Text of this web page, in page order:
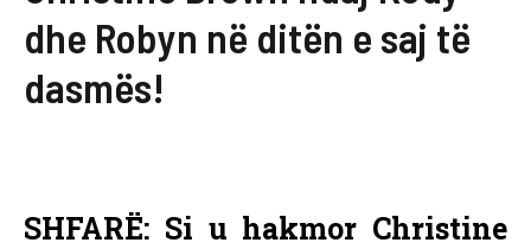
dhe Robyn në ditën e saj të
dasmës!
SHFARË: Si u hakmor Christine